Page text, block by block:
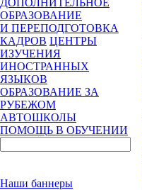
ДОПОЛНИТЕЛЬНОЕ
ОБРАЗОВАНИЕ
И ПЕРЕПОДГОТОВКА
КАДРОВ ЦЕНТРЫ
ИЗУЧЕНИЯ
ИНОСТРАННЫХ
ЯЗЫКОВ
ОБРАЗОВАНИЕ ЗА
РУБЕЖОМ
АВТОШКОЛЫ
ПОМОЩЬ В ОБУЧЕНИИ
Наши баннеры